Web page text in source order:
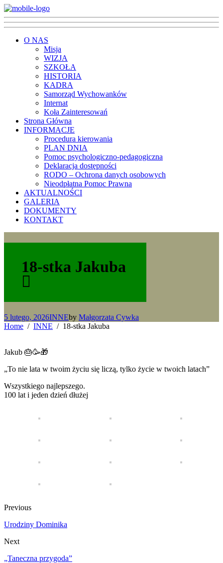
O NAS
Misja
WIZJA
SZKOŁA
HISTORIA
KADRA
Samorząd Wychowanków
Internat
Koła Zainteresowań
Strona Główna
INFORMACJE
Procedura kierowania
PLAN DNIA
Pomoc psychologiczno-pedagogiczna
Deklaracja dostępności
RODO – Ochrona danych osobowych
Nieodpłatna Pomoc Prawna
AKTUALNOŚCI
GALERIA
DOKUMENTY
KONTAKT
18-stka Jakuba
5 lutego, 2026INNEby Małgorzata Cywka
Home
INNE 18-stka Jakuba
Jakub 🎂🥳🎁
„To nie lata w twoim życiu się liczą, tylko życie w twoich latach”
Wszystkiego najlepszego.
100 lat i jeden dzień dłużej
Previous
Urodziny Dominika
Next
„Taneczna przygoda”